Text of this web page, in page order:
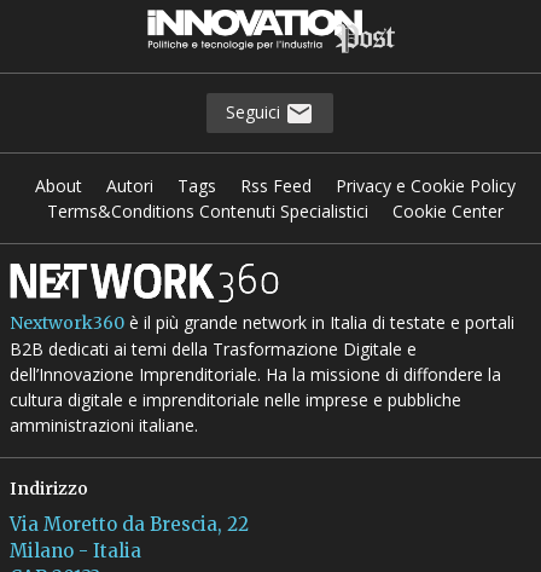
Seguici
About Autori Tags Rss Feed
Privacy e Cookie Policy
Terms&Conditions Contenuti Specialistici
Cookie Center
Nextwork360è il più grande network in Italia di testate e portali
B2B dedicati ai temi della Trasformazione Digitale e
dell’Innovazione Imprenditoriale. Ha la missione di diffondere la
cultura digitale e imprenditoriale nelle imprese e pubbliche
amministrazioni italiane.
Indirizzo
Via Moretto da Brescia, 22
Milano - Italia